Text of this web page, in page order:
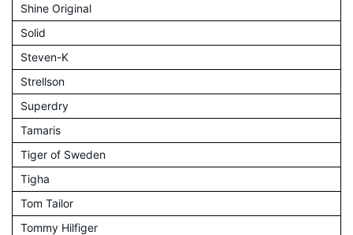
Shine Original
Solid
Steven-K
Strellson
Superdry
Tamaris
Tiger of Sweden
Tigha
Tom Tailor
Tommy Hilfiger